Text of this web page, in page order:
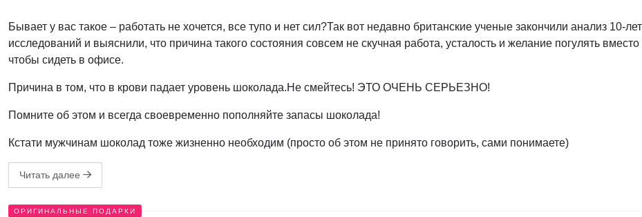
Бывает у вас такое – работать не хочется, все тупо и нет сил?Так вот недавно британские ученые закончили анализ 10-
исследований и выяснили, что причина такого состояния совсем не скучная работа, усталость и желание погулять вместо
чтобы сидеть в офисе.
Причина в том, что в крови падает уровень шоколада.Не смейтесь! ЭТО ОЧЕНЬ СЕРЬЕЗНО!
Помните об этом и всегда своевременно пополняйте запасы шоколада!
Кстати мужчинам шоколад тоже жизненно необходим (просто об этом не принято говорить, сами понимаете)
Читать далее
ОРИГИНАЛЬНЫЕ ПОДАРКИ